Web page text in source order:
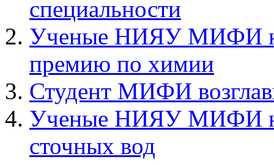
специальности
Ученые НИЯУ МИФИ
премию по химии
Студент МИФИ
Ученые НИЯУ МИФИ
сточных вод